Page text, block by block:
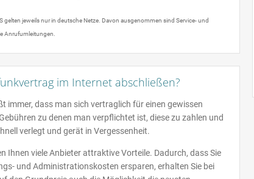
gelten jeweils nur in deutsche Netze. Davon ausgenommen sind Service- und
Anrufumleitungen.
im Internet abschließen?
immer, dass man sich vertraglich für einen gewissen
zu denen man verpflichtet ist, diese zu zahlen und
verlegt und gerät in Vergessenheit.
Ihnen viele Anbieter attraktive Vorteile. Dadurch, dass Sie
und Administrationskosten ersparen, erhalten Sie bei